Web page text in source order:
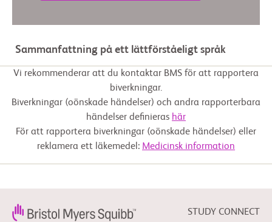
Sammanfattning på ett lättförståeligt språk
Vi rekommenderar att du kontaktar BMS för att rapportera
biverkningar.
Biverkningar (oönskade händelser) och andra rapporterbara
händelser definieras här
För att rapportera biverkningar (oönskade händelser) eller
reklamera ett läkemedel: Medicinsk information
STUDY CONNECT